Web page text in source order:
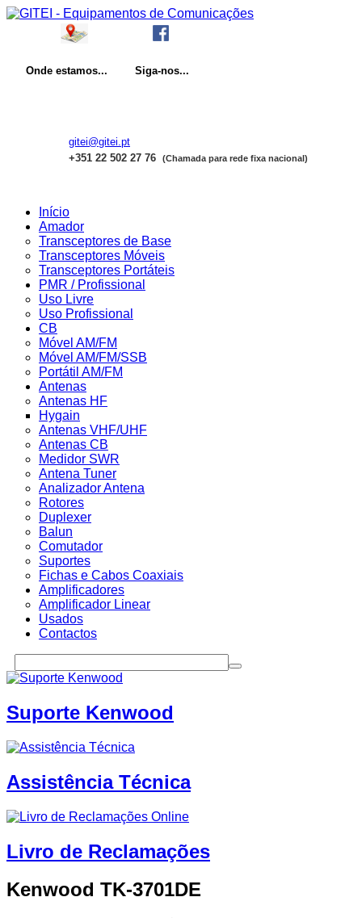
Ondeestamos... Siga-nos...
gitei@gitei.pt
+351 22 502 27 76
(Chamada para rede fixa nacional)
Início
Amador
Transceptores de Base
Transceptores Móveis
Transceptores Portáteis
PMR / Profissional
Uso Livre
Uso Profissional
CB
Móvel AM/FM
Móvel AM/FM/SSB
Portátil AM/FM
Antenas
Antenas HF
Hygain
Antenas VHF/UHF
Antenas CB
Medidor SWR
Antena Tuner
Analizador Antena
Rotores
Duplexer
Balun
Comutador
Suportes
Fichas e Cabos Coaxiais
Amplificadores
Amplificador Linear
Usados
Contactos
Suporte Kenwood
Assistência Técnica
Livro de Reclamações
Kenwood TK-3701DE